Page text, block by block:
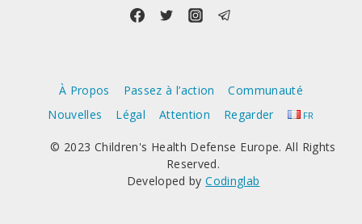
À Propos Passez à l’action
Communauté
Nouvelles
Légal Attention Regarder FR
© 2023 Children's Health Defense Europe. All Rights
Reserved.
Developed byCodinglab